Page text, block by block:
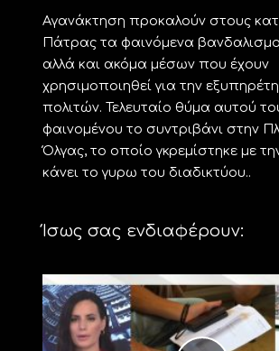
Αγανάκτηση προκαλούν στους
Πάτρας τα φαινόμενα
αλλά και ακόμα μέσων που έχουν
χρησιμοποιηθεί για την
πολιτών. Τελευταίο θύμα αυτού
φαινομένου το συντριβάνι στην
Όλγας, το οποίο γκρεμίστηκε με
κάνει το γυρω του διαδικτύου..
Ίσως σας ενδιαφέρουν: